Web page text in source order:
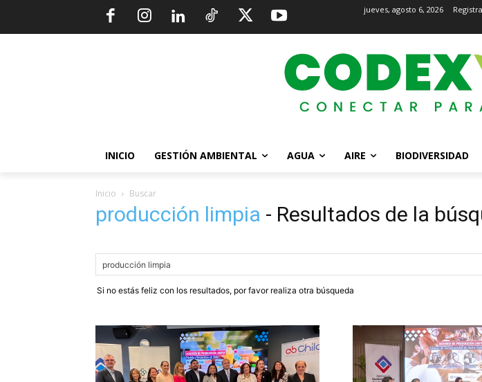
jueves, agosto 6, 2026
INICIO GESTIÓN AMBIENTAL AGUA AIRE BIODIVERSIDAD
Inicio Buscar
producción limpia - Resultados de la
Si no estás feliz con los resultados, por favor realiza otra búsqueda